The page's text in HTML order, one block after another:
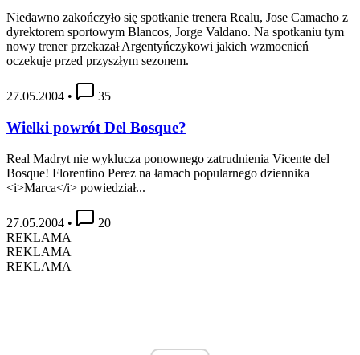
Niedawno zakończyło się spotkanie trenera Realu, Jose Camacho z
dyrektorem sportowym Blancos, Jorge Valdano. Na spotkaniu tym
nowy trener przekazał Argentyńczykowi jakich wzmocnień
oczekuje przed przyszłym sezonem.
27.05.2004 • 35
Wielki powrót Del Bosque?
Real Madryt nie wyklucza ponownego zatrudnienia Vicente del
Bosque! Florentino Perez na łamach popularnego dziennika
<i>Marca</i> powiedział...
27.05.2004 •
20
REKLAMA
REKLAMA
REKLAMA